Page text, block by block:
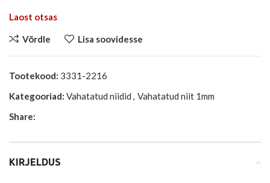
Laost otsas
Võrdle Lisa soovidesse
Tootekood: 3331-2216
Kategooriad: Vahatatud niidid , Vahatatud niit 1mm
Share:
KIRJELDUS